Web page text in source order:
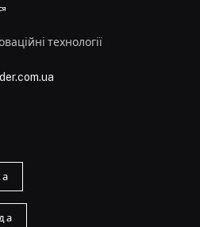
технології